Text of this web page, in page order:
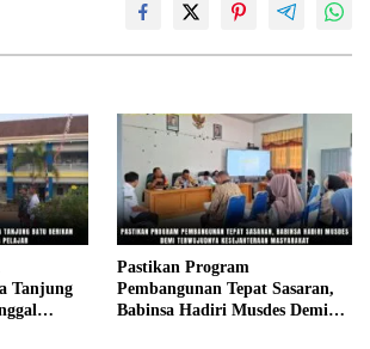
Tanjung
Pastikan Program
Pembangunan Tepat Sasaran,
Babinsa Hadiri Musdes Demi